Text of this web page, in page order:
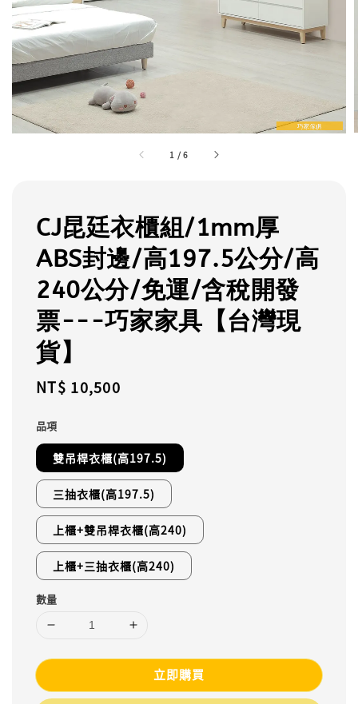
1 /6
CJ昆廷衣櫃組/1mm厚
ABS封邊/高197.5公分/高
240公分/免運/含稅開發
票---巧家家具【台灣現
貨】
Regular
NT$ 10,500
品項
雙吊桿衣櫃(高197.5)
三抽衣櫃(高197.5)
上櫃+雙吊桿衣櫃(高240)
上櫃+三抽衣櫃(高240)
數量
立即購買